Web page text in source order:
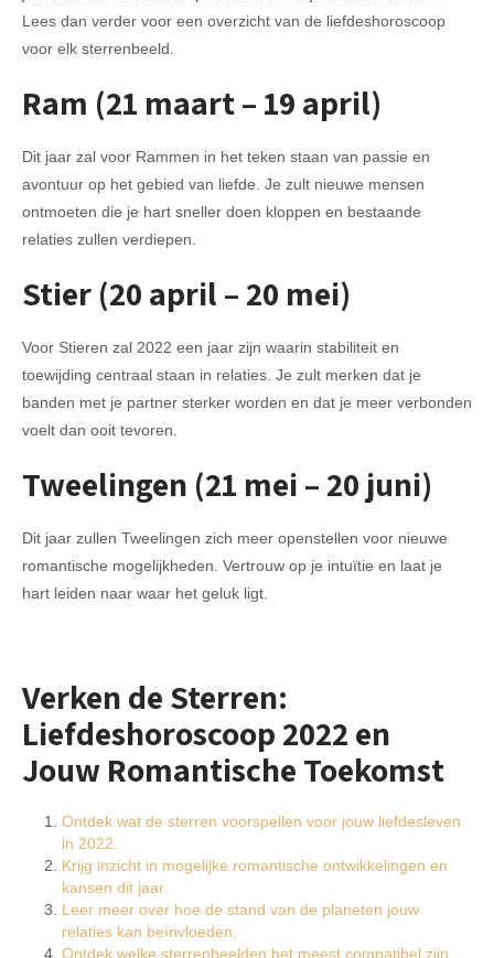
Lees dan verder voor een overzicht van de liefdeshoroscoop
voor elk sterrenbeeld.
Ram (21 maart – 19 april)
Dit jaar zal voor Rammen in het teken staan van passie en
avontuur op het gebied van liefde. Je zult nieuwe mensen
ontmoeten die je hart sneller doen kloppen en bestaande
relaties zullen verdiepen.
Stier (20 april – 20 mei)
Voor Stieren zal 2022 een jaar zijn waarin stabiliteit en
toewijding centraal staan in relaties. Je zult merken dat je
banden met je partner sterker worden en dat je meer verbonden
voelt dan ooit tevoren.
Tweelingen (21 mei – 20 juni)
Dit jaar zullen Tweelingen zich meer openstellen voor nieuwe
romantische mogelijkheden. Vertrouw op je intuïtie en laat je
hart leiden naar waar het geluk ligt.
Verken de Sterren:
Liefdeshoroscoop 2022 en
Jouw Romantische Toekomst
Ontdek wat de sterren voorspellen voor jouw liefdesleven
in 2022.
Krijg inzicht in mogelijke romantische ontwikkelingen en
kansen dit jaar.
Leer meer over hoe de stand van de planeten jouw
relaties kan beïnvloeden.
Ontdek welke sterrenbeelden het meest compatibel zijn